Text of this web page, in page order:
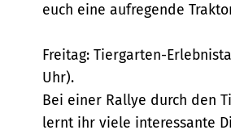
euch eine aufregende
Freitag: Tiergarten-
Uhr).
Bei einer Rallye durch den
lernt ihr viele interessante